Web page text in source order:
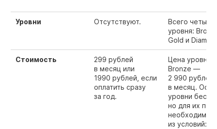
Уровни Отсутствуют.
Всего четыре
уровня:
Gold и
Стоимость
299 рублей
в месяц или
1990 рублей, если
оплатить сразу
за год.
Цена уровня
Bronze —
2 990 рублей
в месяц.
уровни
но для их
необходимо
из условий: